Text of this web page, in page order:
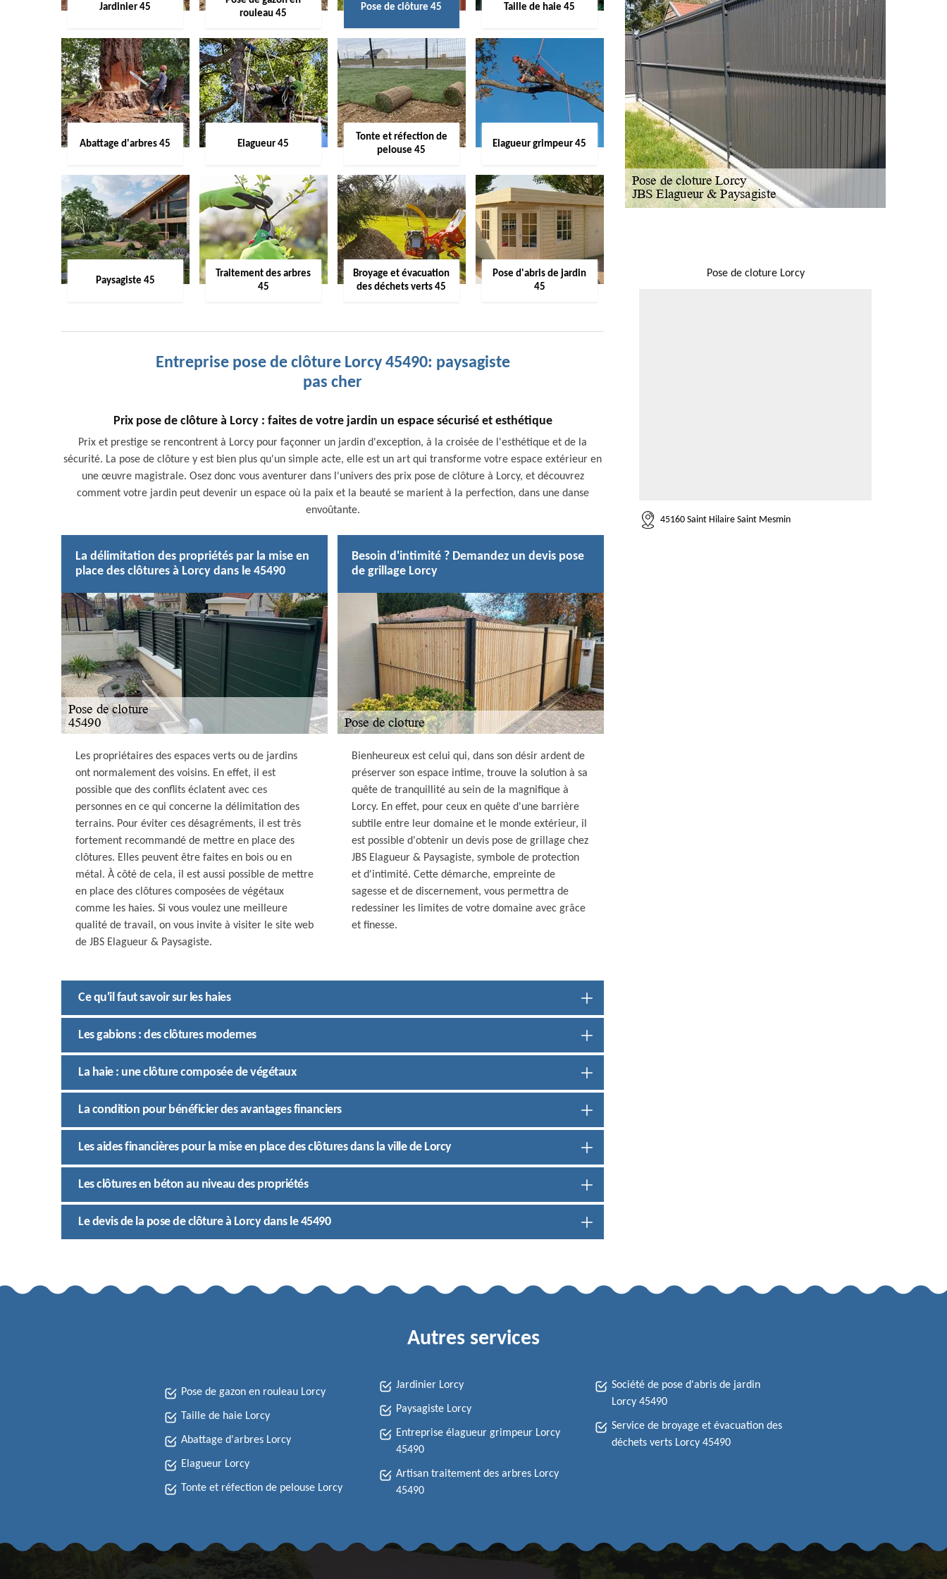
Jardinier 45
rouleau 45
Pose de clôture 45 Taille de haie 45
Abattage d'arbres 45 Elagueur 45
Tonte et réfection de
pelouse 45
Elagueur grimpeur 45
Paysagiste 45
Traitement des arbres
45
Broyage et évacuation
des déchets verts 45
Pose d'abris de jardin
45
Entreprise pose de clôture Lorcy 45490: paysagiste
pas cher
Prix pose de clôture à Lorcy : faites de votre jardin un espace sécurisé et esthétique
Prix et prestige se rencontrent à Lorcy pour façonner un jardin d'exception, à la croisée de l'esthétique et de la
sécurité. La pose de clôture y est bien plus qu'un simple acte, elle est un art qui transforme votre espace extérieur en
une œuvre magistrale. Osez donc vous aventurer dans l'univers des prix pose de clôture à Lorcy, et découvrez
comment votre jardin peut devenir un espace où la paix et la beauté se marient à la perfection, dans une danse
envoûtante.
La délimitation des propriétés par la mise en
place des clôtures à Lorcy dans le 45490
Les propriétaires des espaces verts ou de jardins
ont normalement des voisins. En effet, il est
possible que des conflits éclatent avec ces
personnes en ce qui concerne la délimitation des
terrains. Pour éviter ces désagréments, il est très
fortement recommandé de mettre en place des
clôtures. Elles peuvent être faites en bois ou en
métal. À côté de cela, il est aussi possible de mettre
en place des clôtures composées de végétaux
comme les haies. Si vous voulez une meilleure
qualité de travail, on vous invite à visiter le site web
de JBS Elagueur & Paysagiste.
Besoin d'intimité ? Demandez un devis pose
de grillage Lorcy
Bienheureux est celui qui, dans son désir ardent de
préserver son espace intime, trouve la solution à sa
quête de tranquillité au sein de la magnifique à
Lorcy. En effet, pour ceux en quête d'une barrière
subtile entre leur domaine et le monde extérieur, il
est possible d'obtenir un devis pose de grillage chez
JBS Elagueur & Paysagiste, symbole de protection
et d'intimité. Cette démarche, empreinte de
sagesse et de discernement, vous permettra de
redessiner les limites de votre domaine avec grâce
et finesse.
Ce qu'il faut savoir sur les haies
Les gabions : des clôtures modernes
La haie : une clôture composée de végétaux
La condition pour bénéficier des avantages financiers
Les aides financières pour la mise en place des clôtures dans la ville de Lorcy
Les clôtures en béton au niveau des propriétés
Le devis de la pose de clôture à Lorcy dans le 45490
Pose de cloture Lorcy
45160 Saint Hilaire Saint Mesmin
Autres services
Pose de gazon en rouleau Lorcy
Taille de haie Lorcy
Abattage d'arbres Lorcy
Elagueur Lorcy
Tonte et réfection de pelouse Lorcy
Jardinier Lorcy
Paysagiste Lorcy
Entreprise élagueur grimpeur Lorcy
45490
Artisan traitement des arbres Lorcy
45490
Société de pose d'abris de jardin
Lorcy 45490
Service de broyage et évacuation des
déchets verts Lorcy 45490